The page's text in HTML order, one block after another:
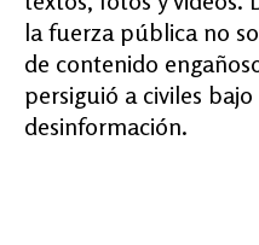
la fuerza pública no
de contenido
persiguió a civiles
desinformación.